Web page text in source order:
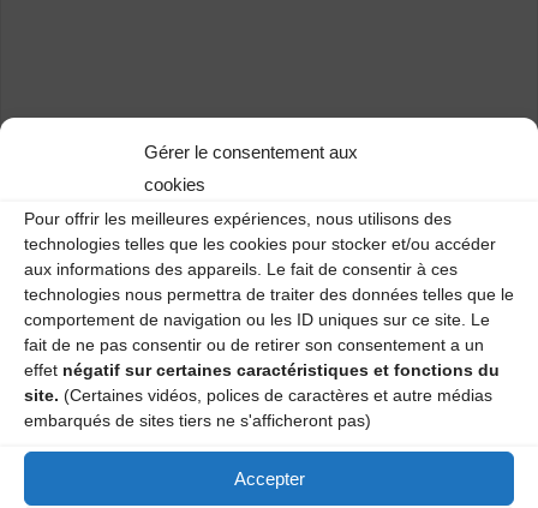
Gérer le consentement aux
cookies
Pour offrir les meilleures expériences, nous utilisons des
technologies telles que les cookies pour stocker et/ou accéder
aux informations des appareils. Le fait de consentir à ces
technologies nous permettra de traiter des données telles que le
comportement de navigation ou les ID uniques sur ce site. Le
fait de ne pas consentir ou de retirer son consentement a un
effet négatif sur certaines caractéristiques et fonctions du
site. (Certaines vidéos, polices de caractères et autre médias
embarqués de sites tiers ne s'afficheront pas)
Accepter
Stage d’hiver Saint-Flour
Stage Sono
Laisser un commentaire
Votre adresse e-mail ne sera pas publiée. Les champs obligatoires
sont indiqués avec*